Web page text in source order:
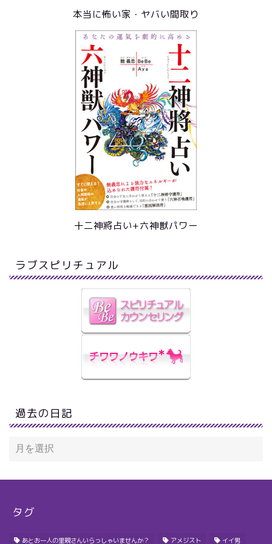
本当に怖い家・ヤバい間取り
十二神將占い+六神獣パワー
ラブスピリチュアル
過去の日記
タグ
あとお一人の里親さんいらっしゃいませんか？ アメジスト イイ男